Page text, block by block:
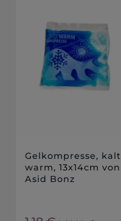
Gelkompresse, kalt
warm, 13x14cm von
Asid Bonz